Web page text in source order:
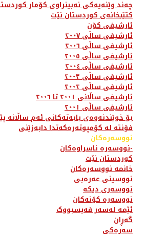
چەند وێنەیەکی نەبینراوی کۆمار
کتێبخانەی کوردستان نێت
ئارشیفی کۆن
ئارشیفی ساڵی ٢٠٠٧
ئارشیفی ساڵی ٢٠٠٦
ئارشیفی ساڵی ٢٠٠٥
ئارشیفی ساڵی ٢٠٠٤
ئارشیفی ساڵی ٢٠٠٣
ئارشیفی ساڵی ٢٠٠٢
ئارشیفی ساڵانی ٢٠٠١ تا ٢٠٠٦
ئارشیفی ساڵی ٢٠٠١
بۆ خوێندنەوەی بابەتەکانی ئەم ساڵانە
فۆنتە لە کۆمپوتەرەکەتدا دابەزێنی
نووسەرەکان
نووسەرە ناسراوەکان-
کوردستان نێت
خانمە نووسەرەکان
نووسینی عەرەبی
نووسەری دیکە
نووسەرە کۆنەکان
ئێمە لەسەر فەیسبووک
گەڕان
سەرەکی